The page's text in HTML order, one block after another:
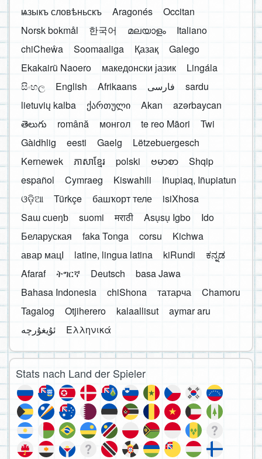
ѩзыкъ словѣньскъ
Aragonés
Occitan
Norsk bokmål
한국어 മലയാളം
Italiano
chiCheŵa
Soomaaliga Қазақ
Galego
Ekakairũ Naoero
македонски јазик
Lingála
සිංහල
English Afrikaans فارسی
sardu
lietuvių kalba
ქართული Akan
azərbaycan
తెలుగు
română монгол te reo Māori
Twi
Gàidhlig
eesti Gaelg
Lëtzebuergesch
Kernewek
ភាសាខ្មែរ polski ဗမာစာ
Shqip
español
Cymraeg Kiswahili
Iñupiaq, Iñupiatun
ଓଡ଼ିଆ
Türkçe башҡорт теле
isiXhosa
Saɯ cueŋƅ
suomi मराठी Asụsụ Igbo
Ido
Беларуская
faka Tonga corsu
Kichwa
авар мацӀ
latine, lingua latina kiRundi
ಕನ್ನಡ
Afaraf
ትግርኛ Deutsch
basa Jawa
Bahasa Indonesia
chiShona татарча
Chamoru
Tagalog
Otjiherero kalaallisut
aymar aru
Ελληνικά
Stats nach Land der Spieler